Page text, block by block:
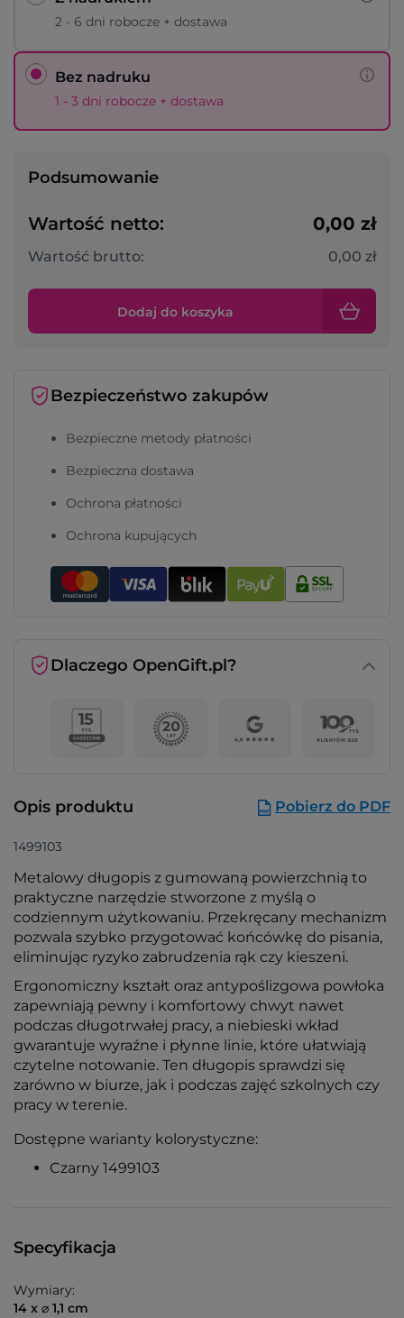
2 - 6 dni robocze + dostawa
Bez nadruku
1 - 3 dni robocze + dostawa
Podsumowanie
Wartość netto: 0,00 zł
Wartość brutto: 0,00 zł
Dodaj do koszyka
Bezpieczeństwo zakupów
Bezpieczne metody płatności
Bezpieczna dostawa
Ochrona płatności
Ochrona kupujących
Dlaczego OpenGift.pl?
Opis produktu Pobierz do PDF
1499103
Metalowy długopis z gumowaną powierzchnią to
praktyczne narzędzie stworzone z myślą o
codziennym użytkowaniu. Przekręcany mechanizm
pozwala szybko przygotować końcówkę do pisania,
eliminując ryzyko zabrudzenia rąk czy kieszeni.
Ergonomiczny kształt oraz antypoślizgowa powłoka
zapewniają pewny i komfortowy chwyt nawet
podczas długotrwałej pracy, a niebieski wkład
gwarantuje wyraźne i płynne linie, które ułatwiają
czytelne notowanie. Ten długopis sprawdzi się
zarówno w biurze, jak i podczas zajęć szkolnych czy
pracy w terenie.
Dostępne warianty kolorystyczne:
Czarny 1499103
Specyfikacja
Wymiary:
14 x ⌀ 1,1 cm